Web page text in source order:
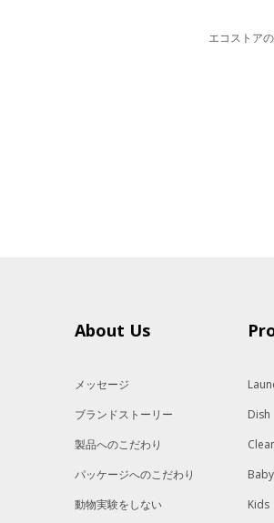
エコストア
About Us
メッセージ
ブランドストーリー
製品へのこだわり
パッケージへのこだわり
動物実験をしない
Dish
Baby
Kids